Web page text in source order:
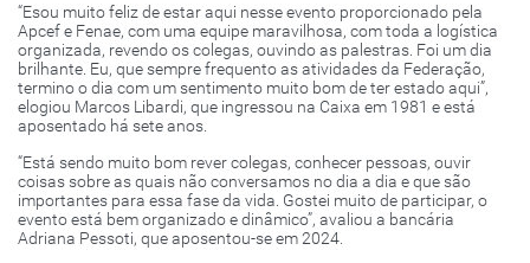
“Esou muito feliz de estar aqui nesse evento proporcionado pela
Apcef e Fenae, com uma equipe maravilhosa, com toda a logística
organizada, revendo os colegas, ouvindo as palestras. Foi um dia
brilhante. Eu, que sempre frequento as atividades da Federação,
termino o dia com um sentimento muito bom de ter estado aqui”,
elogiou Marcos Libardi, que ingressou na Caixa em 1981 e está
aposentado há sete anos.
“Está sendo muito bom rever colegas, conhecer pessoas, ouvir
coisas sobre as quais não conversamos no dia a dia e que são
importantes para essa fase da vida. Gostei muito de participar, o
evento está bem organizado e dinâmico”, avaliou a bancária
Adriana Pessoti, que aposentou-se em 2024.